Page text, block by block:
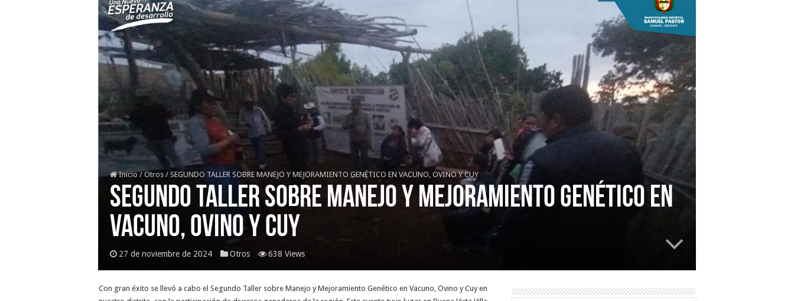
Inicio / Otros / SEGUNDO TALLER SOBRE MANEJO Y MEJORAMIENTO GENÉTICO EN VACUNO, OVINO Y CUY
SEGUNDO TALLER SOBRE MANEJO Y MEJORAMIENTO GENÉTICO EN
VACUNO, OVINO Y CUY
27 de noviembre de 2024 Otros 638 Views
Con gran éxito se llevó a cabo el Segundo Taller sobre Manejo y Mejoramiento Genético en Vacuno, Ovino y Cuy en